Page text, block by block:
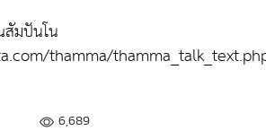
มปันโน
thamma/
6,689